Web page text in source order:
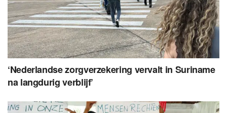
‘Nederlandse zorgverzekering vervalt in Suriname
na langdurig verblijf’